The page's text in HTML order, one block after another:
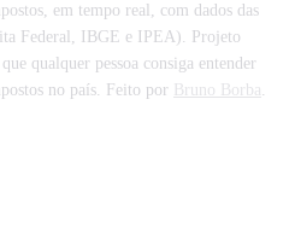
em tempo real, com dados das
Federal, IBGE e IPEA). Projeto
qualquer pessoa consiga entender
no país. Feito por
Bruno Borba.